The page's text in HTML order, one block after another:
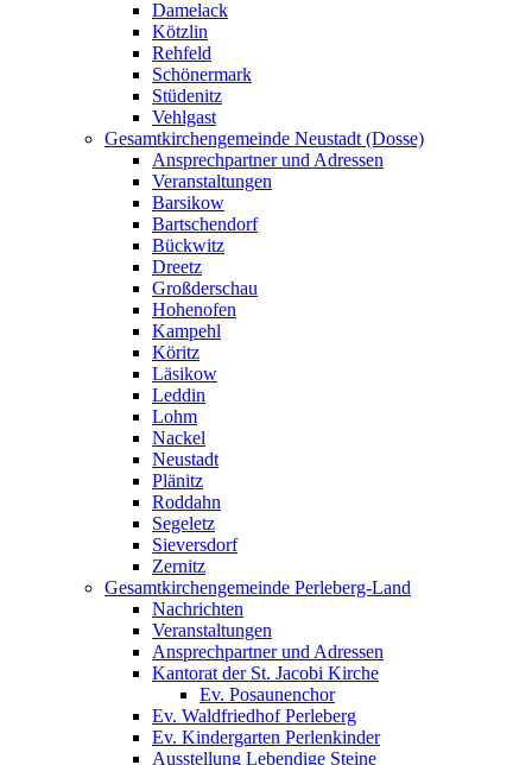
Damelack
Kötzlin
Rehfeld
Schönermark
Stüdenitz
Vehlgast
Gesamtkirchengemeinde Neustadt (Dosse)
Ansprechpartner und Adressen
Veranstaltungen
Barsikow
Bartschendorf
Bückwitz
Dreetz
Großderschau
Hohenofen
Kampehl
Köritz
Läsikow
Leddin
Lohm
Nackel
Neustadt
Plänitz
Roddahn
Segeletz
Sieversdorf
Zernitz
Gesamtkirchengemeinde Perleberg-Land
Nachrichten
Veranstaltungen
Ansprechpartner und Adressen
Kantorat der St. Jacobi Kirche
Ev. Posaunenchor
Ev. Waldfriedhof Perleberg
Ev. Kindergarten Perlenkinder
Ausstellung Lebendige Steine